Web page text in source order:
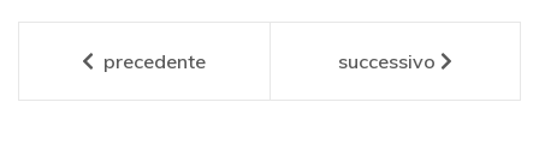
precedente successivo